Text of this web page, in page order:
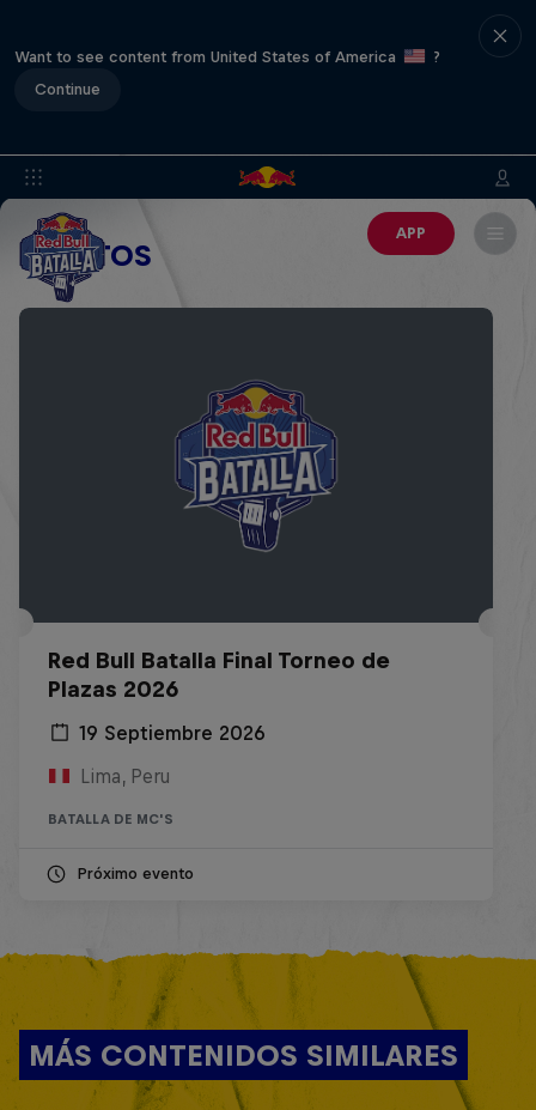
Want to see content from United States of America
?
Continue
APP
EVENTOS
Red Bull Batalla Final Torneo de
Plazas 2026
19 Septiembre 2026
Lima, Peru
BATALLA DE MC'S
Próximo evento
MÁS CONTENIDOS SIMILARES